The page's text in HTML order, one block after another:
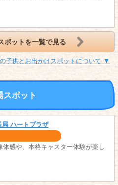
ポットを一覧で見る
子供とお出かけスポットについて ▼
スポット
局 ハートプラザ
体感や、本格キャスター体験が楽し